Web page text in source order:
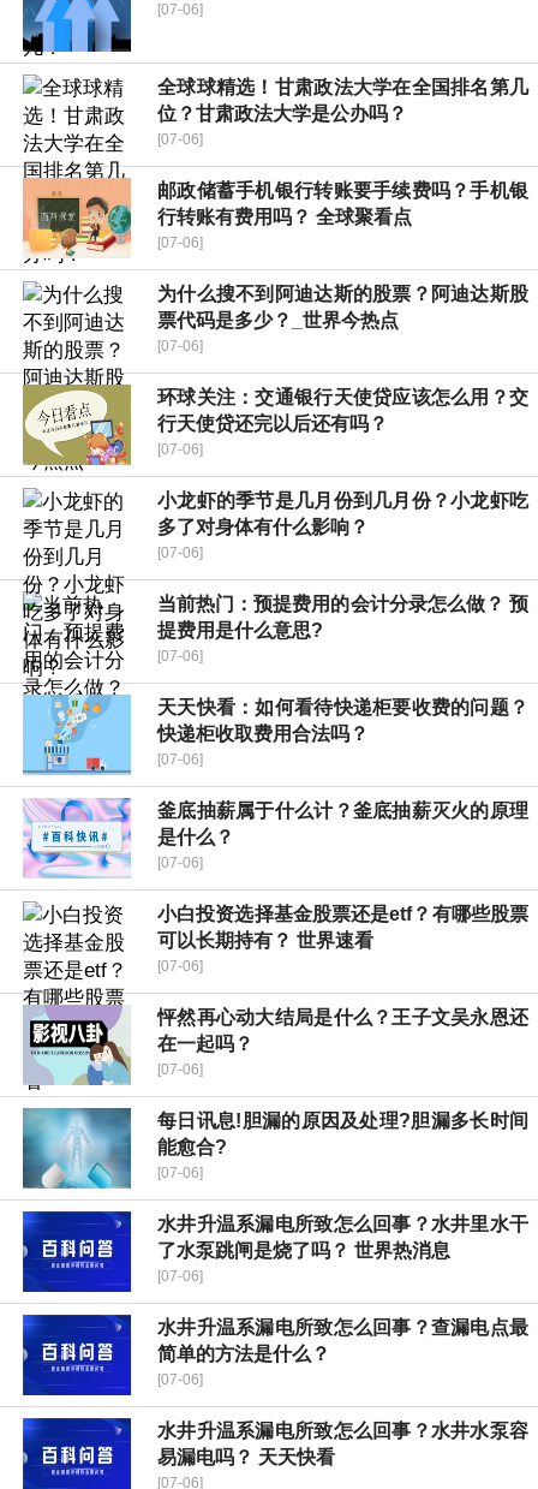
[07-06]
全球球精选！甘肃政法大学在全国排名第几
位？甘肃政法大学是公办吗？
[07-06]
邮政储蓄手机银行转账要手续费吗？手机银
行转账有费用吗？ 全球聚看点
[07-06]
为什么搜不到阿迪达斯的股票？阿迪达斯股
票代码是多少？_世界今热点
[07-06]
环球关注：交通银行天使贷应该怎么用？交
行天使贷还完以后还有吗？
[07-06]
小龙虾的季节是几月份到几月份？小龙虾吃
多了对身体有什么影响？
[07-06]
当前热门：预提费用的会计分录怎么做？ 预
提费用是什么意思?
[07-06]
天天快看：如何看待快递柜要收费的问题？
快递柜收取费用合法吗？
[07-06]
釜底抽薪属于什么计？釜底抽薪灭火的原理
是什么？
[07-06]
小白投资选择基金股票还是etf？有哪些股票
可以长期持有？ 世界速看
[07-06]
怦然再心动大结局是什么？王子文吴永恩还
在一起吗？
[07-06]
每日讯息!胆漏的原因及处理?胆漏多长时间
能愈合?
[07-06]
水井升温系漏电所致怎么回事？水井里水干
了水泵跳闸是烧了吗？ 世界热消息
[07-06]
水井升温系漏电所致怎么回事？查漏电点最
简单的方法是什么？
[07-06]
水井升温系漏电所致怎么回事？水井水泵容
易漏电吗？ 天天快看
[07-06]